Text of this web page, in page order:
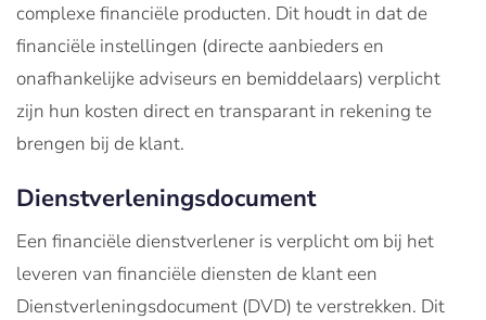
complexe financiële producten. Dit houdt in dat de
financiële instellingen (directe aanbieders en
onafhankelijke adviseurs en bemiddelaars) verplicht
zijn hun kosten direct en transparant in rekening te
brengen bij de klant.
Dienstverleningsdocument
Een financiële dienstverlener is verplicht om bij het
leveren van financiële diensten de klant een
Dienstverleningsdocument (DVD) te verstrekken. Dit